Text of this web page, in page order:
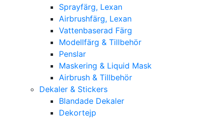
Sprayfärg, Lexan
Airbrushfärg, Lexan
Vattenbaserad Färg
Modellfärg & Tillbehör
Penslar
Maskering & Liquid Mask
Airbrush & Tillbehör
Dekaler & Stickers
Blandade Dekaler
Dekortejp